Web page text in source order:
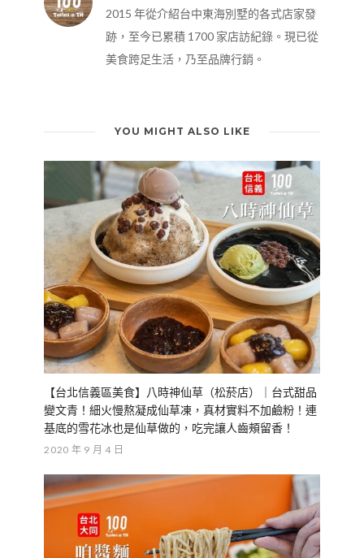
2015 年從介紹台中東海別墅的各式店家發
跡，至今已累積 1700 家店訪紀錄。現已從
美食跨足生活，乃至品牌行銷。
YOU MIGHT ALSO LIKE
【台北信義區美食】八時神仙草（松菸店）｜台式甜品
變文青！細火慢熬凝成仙草凍，真材實料不加鹼粉！連
基底的雪花冰也是仙草做的，吃完讓人齒頰留香！
2020 年 9 月 4 日